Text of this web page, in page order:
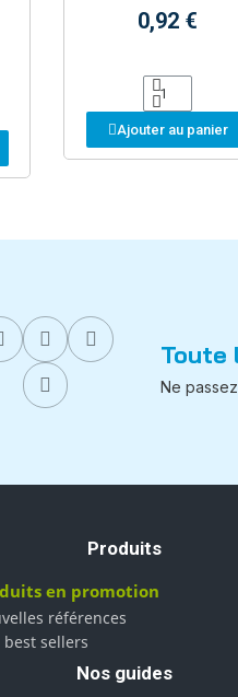
0,92 €
Ajouter au panier
Toute
Ne
Produits
en promotion
références
best sellers
Nos guides